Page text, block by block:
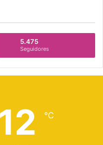
5.475
Seguidores
12 ℃